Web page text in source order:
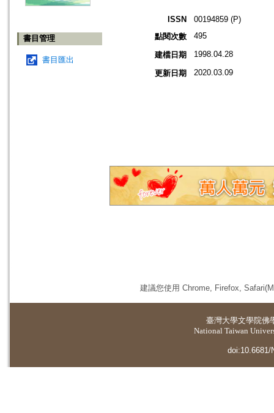
書目管理
書目匯出
ISSN
00194859 (P)
點閱次數
495
建檔日期 1998.04.28
更新日期 2020.03.09
建議您使用 Chrome, Firefox,
臺灣大學文學院佛
National Taiwan
doi:10.6681/